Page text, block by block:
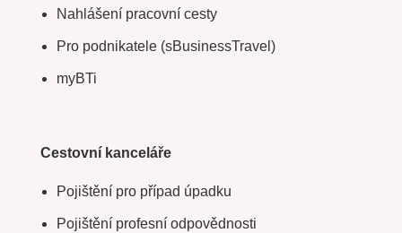
Nahlášení pracovní cesty
Pro podnikatele (sBusinessTravel)
myBTi
Cestovní kanceláře
Pojištění pro případ úpadku
Pojištění profesní odpovědnosti